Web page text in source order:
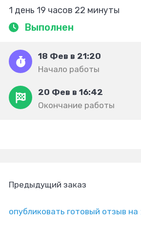
1 день 19 часов 22 минуты
Выполнен
18 Фев в 21:20
Начало работы
20 Фев в 16:42
Окончание работы
Предыдущий заказ
опубликовать готовый отзыв